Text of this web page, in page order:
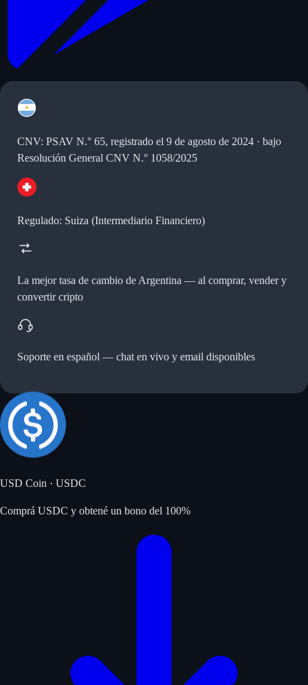
CNV: PSAV N.° 65, registrado el 9 de agosto de 2024 · bajo
Resolución General CNV N.° 1058/2025
Regulado: Suiza (Intermediario Financiero)
La mejor tasa de cambio de Argentina — al comprar, vender y
convertir cripto
Soporte en español — chat en vivo y email disponibles
USD Coin · USDC
Comprá USDC y obtené un bono del 100%